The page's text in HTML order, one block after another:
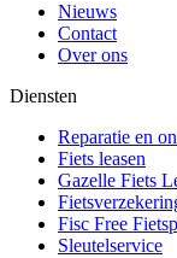
Nieuws
Contact
Over ons
Diensten
Reparatie en
Fiets leasen
Gazelle Fiets
Fisc Free
Sleutelservice